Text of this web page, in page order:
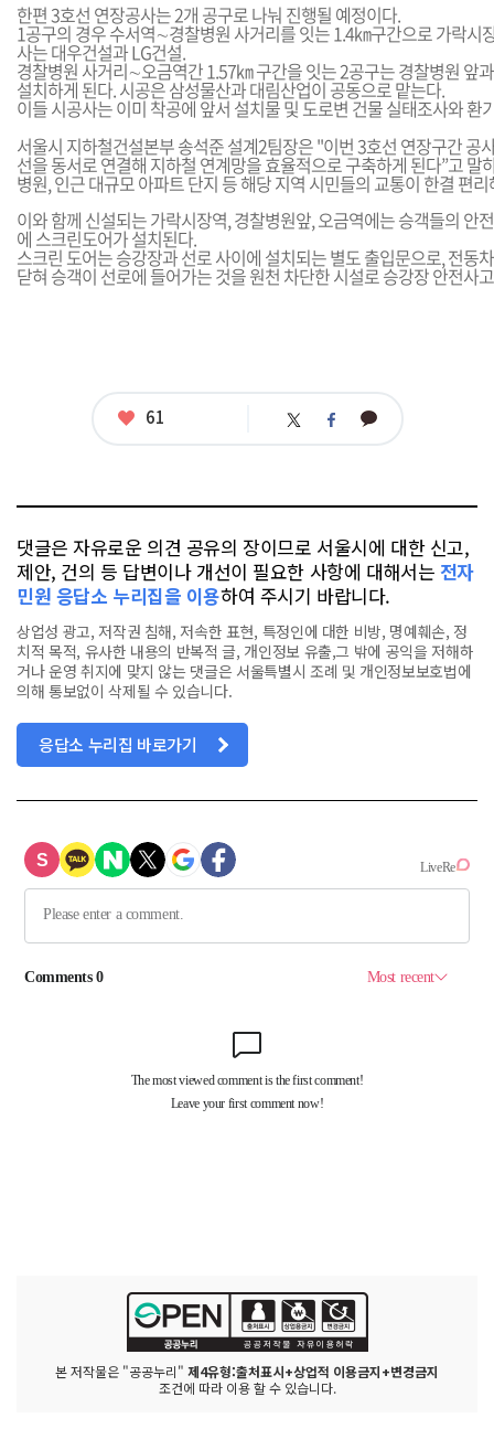
한편 3호선 연장공사는 2개 공구로 나눠 진행될 예정이다.
1공구의 경우 수서역∼경찰병원 사거리를 잇는 1.4㎞구간으로 가락시
사는 대우건설과 LG건설.
경찰병원 사거리∼오금역간 1.57㎞ 구간을 잇는 2공구는 경찰병원 앞
설치하게 된다. 시공은 삼성물산과 대림산업이 공동으로 맡는다.
이들 시공사는 이미 착공에 앞서 설치물 및 도로변 건물 실태조사와 환
서울시 지하철건설본부 송석준 설계2팀장은 "이번 3호선 연장구간 공
선을 동서로 연결해 지하철 연계망을 효율적으로 구축하게 된다”고 말
병원, 인근 대규모 아파트 단지 등 해당 지역 시민들의 교통이 한결 편
이와 함께 신설되는 가락시장역, 경찰병원앞, 오금역에는 승객들의 안
에 스크린도어가 설치된다.
스크린 도어는 승강장과 선로 사이에 설치되는 별도 출입문으로, 전동
닫혀 승객이 선로에 들어가는 것을 원천 차단한 시설로 승강장 안전사
좋
61 트 페 카
댓글은 자유로운 의견 공유의 장이므로 서울시에 대한 신고,
제안, 건의 등 답변이나 개선이 필요한 사항에 대해서는 전자
민원 응답소 누리집을 이용하여 주시기 바랍니다.
상업성 광고, 저작권 침해, 저속한 표현, 특정인에 대한 비방, 명예훼손, 정
치적 목적, 유사한 내용의 반복적 글, 개인정보 유출,그 밖에 공익을 저해하
거나 운영 취지에 맞지 않는 댓글은 서울특별시 조례 및 개인정보보호법에
의해 통보없이 삭제될 수 있습니다.
응답소 누리집 바로가기
본 저작물은 "공공누리" 제4유형:출처표시+상업적 이용금지+변경금지
조건에 따라 이용 할 수 있습니다.